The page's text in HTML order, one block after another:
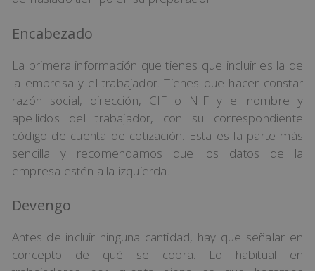
Encabezado
La primera información que tienes que incluir es la de
la empresa y el trabajador. Tienes que hacer constar
razón social, dirección, CIF o NIF y el nombre y
apellidos del trabajador, con su correspondiente
código de cuenta de cotización. Esta es la parte más
sencilla y recomendamos que los datos de la
empresa estén a la izquierda.
Devengo
Antes de incluir ninguna cantidad, hay que señalar en
concepto de qué se cobra. Lo habitual en